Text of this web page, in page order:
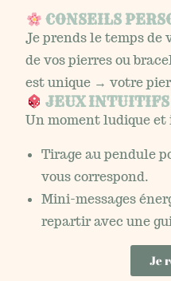
CONSEILS
Je prends le temps de
de vos pierres ou
est unique → votre
JEUX
Un moment ludique
Tirage au pendule
vous correspond.
Mini-messages
repartir avec une
Je